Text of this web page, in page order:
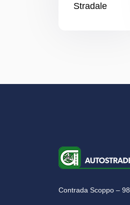
Stradale
Contrada Scoppo –